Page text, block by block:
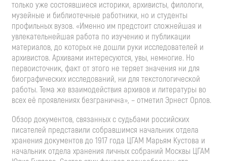
только уже состоявшиеся историки, архивисты, филологи,
музейные и библиотечные работники, но и студенты
профильных вузов. «Именно им предстоит сложнейшая и
увлекательнейшая работа по изучению и публикации
материалов, до которых не дошли руки исследователей и
архивистов. Архивами интересуются, увы, немногие. Но
первоисточник, факт от этого не теряет значения ни для
биографических исследований, ни для текстологической
работы. Тема же взаимодействия архивов и литературы во
всех её проявлениях безгранична», – отметил Эрнест Орлов.
Обзор документов, связанных с судьбами российских
писателей представили собравшимся начальник отдела
хранения документов до 1917 года ЦГАМ Марьям Кустова и
начальник отдела хранения личных собраний Москвы ЦГАМ